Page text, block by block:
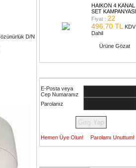
D/N
HAIKON 4 KANAL
SET KAMPANYASI
Fiyat : 22
496,70 TL
KDV
Dahil
Ürüne Gözat
E-Posta veya
Cep Numaranız
Parolanız
Hemen Üye Olun! Parolamı Unuttum!